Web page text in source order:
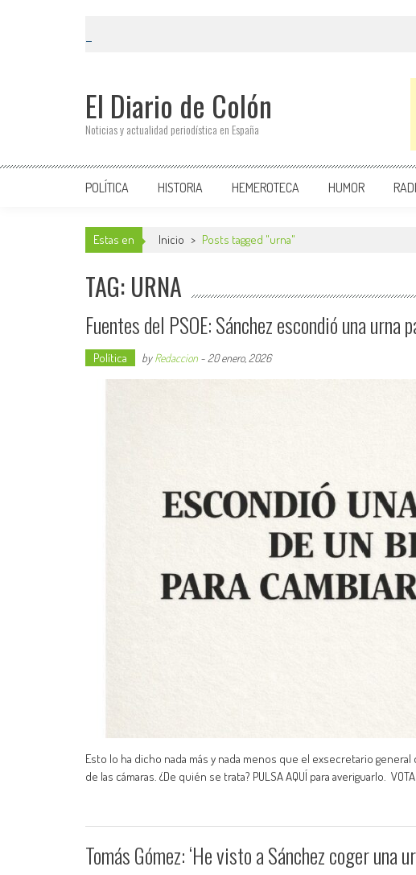
El Diario de Colón
Noticias y actualidad periodística en España
POLÍTICA HISTORIA HEMEROTECA HUMOR
Estas en Inicio > Posts tagged "urna"
TAG: URNA
Fuentes del PSOE: Sánchez escondió una
Política byRedaccion - 20 enero, 2026
Esto lo ha dicho nada más y nada menos que el exsecretario
de las cámaras. ¿De quién se trata? PULSA AQUÍ para averiguarlo. VOTA
Tomás Gómez: ‘He visto a Sánchez coger una